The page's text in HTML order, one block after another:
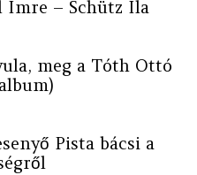
Imre – Schütz Ila
meg a Tóth Ottó
Pista bácsi a